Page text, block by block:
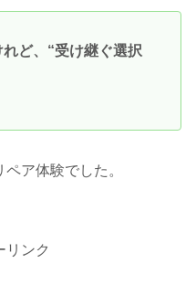
ど、“受け継ぐ選択
ア体験でした。
リンク